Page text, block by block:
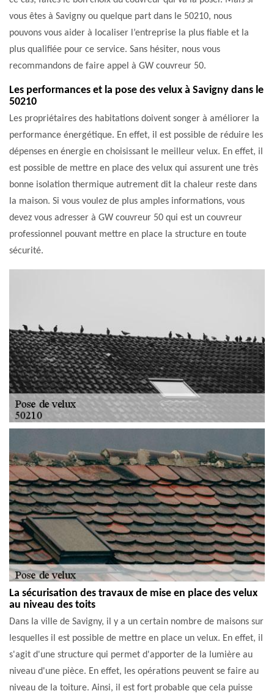
vous êtes à Savigny ou quelque part dans le 50210, nous
pouvons vous aider à localiser l’entreprise la plus fiable et la
plus qualifiée pour ce service. Sans hésiter, nous vous
recommandons de faire appel à GW couvreur 50.
Les performances et la pose des velux à Savigny dans le
50210
Les propriétaires des habitations doivent songer à améliorer la
performance énergétique. En effet, il est possible de réduire les
dépenses en énergie en choisissant le meilleur velux. En effet, il
est possible de mettre en place des velux qui assurent une très
bonne isolation thermique autrement dit la chaleur reste dans
la maison. Si vous voulez de plus amples informations, vous
devez vous adresser à GW couvreur 50 qui est un couvreur
professionnel pouvant mettre en place la structure en toute
sécurité.
La sécurisation des travaux de mise en place des velux
au niveau des toits
Dans la ville de Savigny, il y a un certain nombre de maisons sur
lesquelles il est possible de mettre en place un velux. En effet, il
s'agit d'une structure qui permet d'apporter de la lumière au
niveau d'une pièce. En effet, les opérations peuvent se faire au
niveau de la toiture. Ainsi, il est fort probable que cela puisse